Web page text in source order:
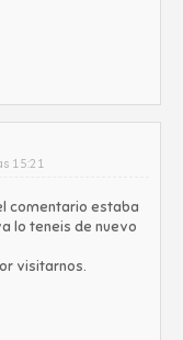
15:21
comentario estaba
lo teneis de nuevo
visitarnos.